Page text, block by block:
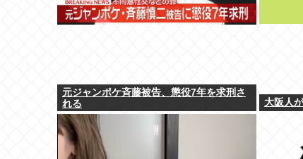
元ジャンポケ斉藤被告、懲役7年を求刑さ
れる
大阪人